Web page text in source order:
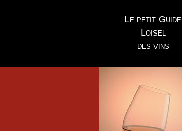
Le petit Guide
Loisel
des vins